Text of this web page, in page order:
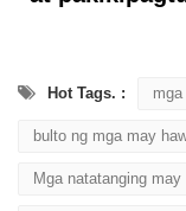
Hot Tags. :
bulto ng mga may
Mga natatanging